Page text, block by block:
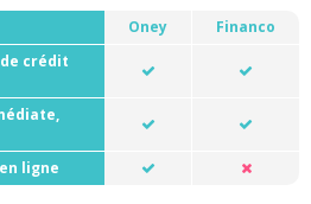
Oney
Financo
crédit
ligne